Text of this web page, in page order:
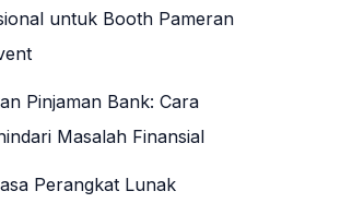
untuk Booth Pameran
Pinjaman Bank: Cara
Masalah Finansial
Perangkat Lunak